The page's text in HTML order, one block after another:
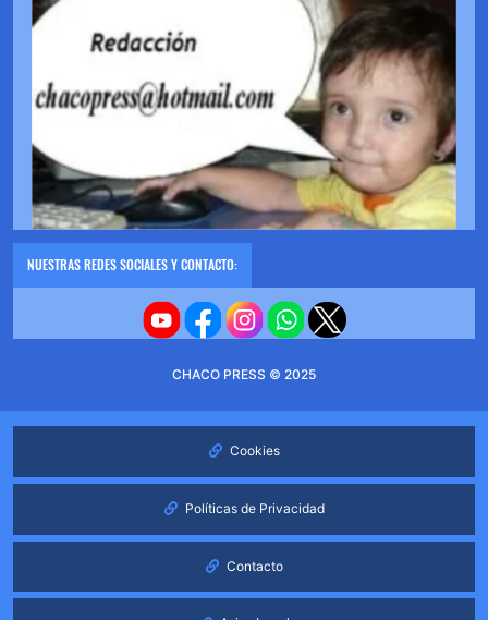
NUESTRAS REDES SOCIALES Y CONTACTO:
CHACO PRESS © 2025
Cookies
Políticas de Privacidad
Contacto